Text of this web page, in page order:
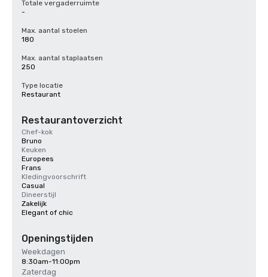
Totale vergaderruimte
-
Max. aantal stoelen
180
Max. aantal staplaatsen
250
Type locatie
Restaurant
Restaurantoverzicht
Chef-kok
Bruno
Keuken
Europees
Frans
Kledingvoorschrift
Casual
Dineerstijl
Zakelijk
Elegant of chic
Openingstijden
Weekdagen
8:30am-11:00pm
Zaterdag